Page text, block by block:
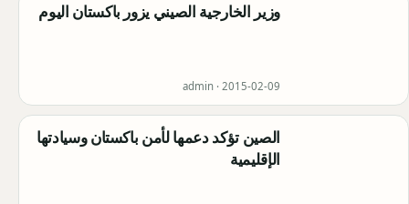
وزير الخارجية الصيني يزور باكستان اليوم
admin · 2015-02-09
الصين تؤكد دعمها لأمن باكستان وسيادتها
الإقليمية